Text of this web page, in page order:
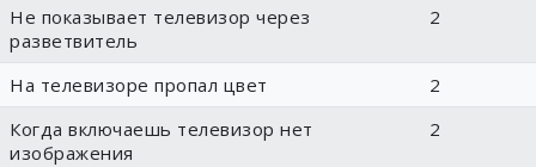
Не показывает телевизор через
разветвитель
2
На телевизоре пропал цвет
2
Когда включаешь телевизор нет
изображения
2